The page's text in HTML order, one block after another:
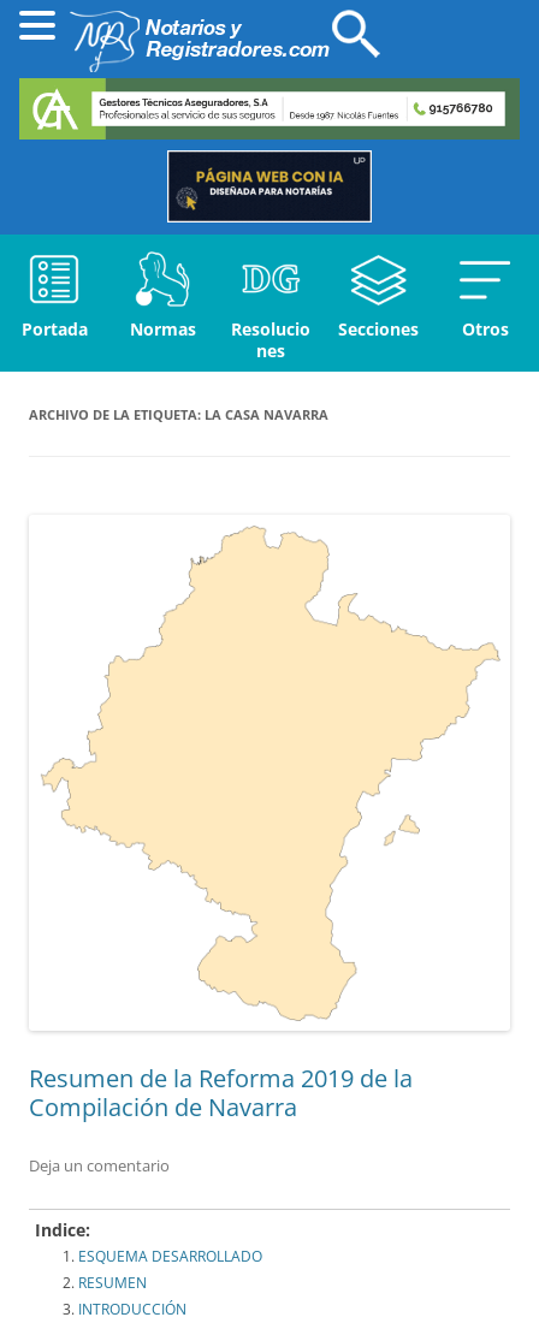
Portada Normas
Resolucio
nes
Secciones Otros
ARCHIVO DE LA ETIQUETA: LA CASA NAVARRA
Resumen de la Reforma 2019 de la
Compilación de Navarra
Deja un comentario
Indice:
ESQUEMA DESARROLLADO
RESUMEN
INTRODUCCIÓN